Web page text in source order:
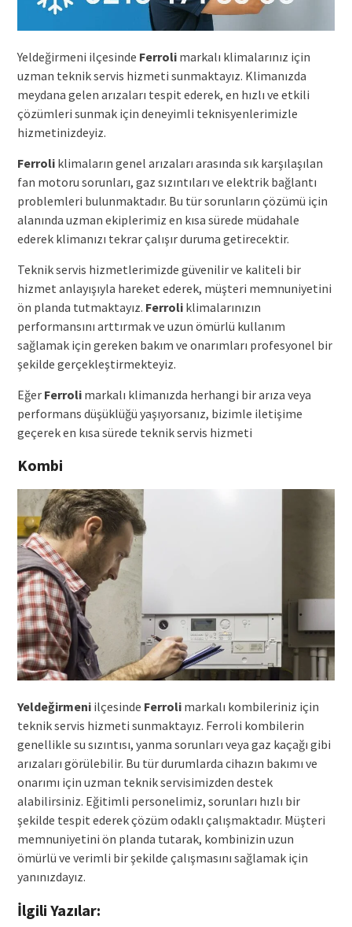
Yeldeğirmeni ilçesinde Ferrolimarkalı klimalarınız için
uzman teknik servis hizmeti sunmaktayız. Klimanızda
meydana gelen arızaları tespit ederek, en hızlı ve etkili
çözümleri sunmak için deneyimli teknisyenlerimizle
hizmetinizdeyiz.
Ferroliklimaların genel arızaları arasında sık karşılaşılan
fan motoru sorunları, gaz sızıntıları ve elektrik bağlantı
problemleri bulunmaktadır. Bu tür sorunların çözümü için
alanında uzman ekiplerimiz en kısa sürede müdahale
ederek klimanızı tekrar çalışır duruma getirecektir.
Teknik servis hizmetlerimizde güvenilir ve kaliteli bir
hizmet anlayışıyla hareket ederek, müşteri memnuniyetini
ön planda tutmaktayız. Ferroliklimalarınızın
performansını arttırmak ve uzun ömürlü kullanım
sağlamak için gereken bakım ve onarımları profesyonel bir
şekilde gerçekleştirmekteyiz.
Eğer Ferrolimarkalı klimanızda herhangi bir arıza veya
performans düşüklüğü yaşıyorsanız, bizimle iletişime
geçerek en kısa sürede teknik servis hizmeti
Kombi
Yeldeğirmeniilçesinde Ferrolimarkalı kombileriniz için
teknik servis hizmeti sunmaktayız. Ferroli kombilerin
genellikle su sızıntısı, yanma sorunları veya gaz kaçağı gibi
arızaları görülebilir. Bu tür durumlarda cihazın bakımı ve
onarımı için uzman teknik servisimizden destek
alabilirsiniz. Eğitimli personelimiz, sorunları hızlı bir
şekilde tespit ederek çözüm odaklı çalışmaktadır. Müşteri
memnuniyetini ön planda tutarak, kombinizin uzun
ömürlü ve verimli bir şekilde çalışmasını sağlamak için
yanınızdayız.
İlgili Yazılar: